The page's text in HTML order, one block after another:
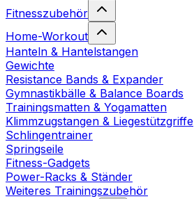
Fitnesszubehör
Home-Workout
Hanteln & Hantelstangen
Gewichte
Resistance Bands & Expander
Gymnastikbälle & Balance Boards
Trainingsmatten & Yogamatten
Klimmzugstangen & Liegestützgriffe
Schlingentrainer
Springseile
Fitness-Gadgets
Power-Racks & Ständer
Weiteres Trainingszubehör